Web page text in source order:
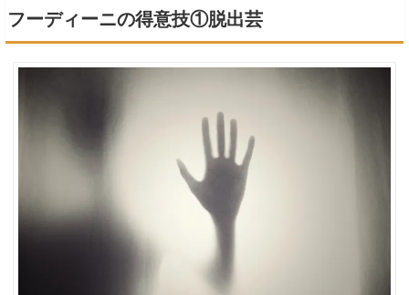
フーディーニの得意技①脱出芸